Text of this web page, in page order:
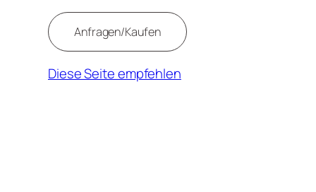
Diese Seite empfehlen